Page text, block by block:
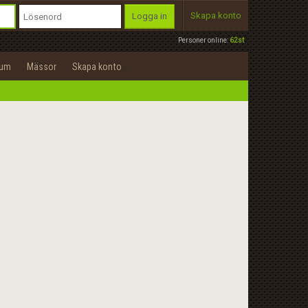
Personer online:62st
Logga in Skapa konto
Mässor Skapa konto